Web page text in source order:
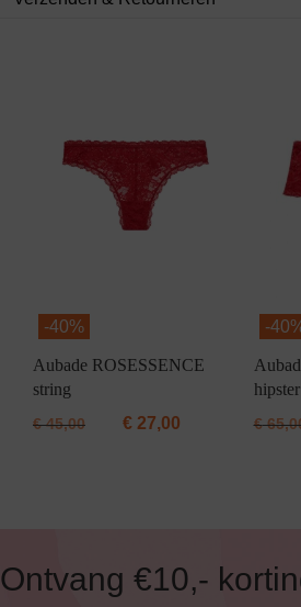
-40%
Aubade ROSESSENCE
string
€45,00 € 27,00
-
hipster
€
Ontvang €10,-